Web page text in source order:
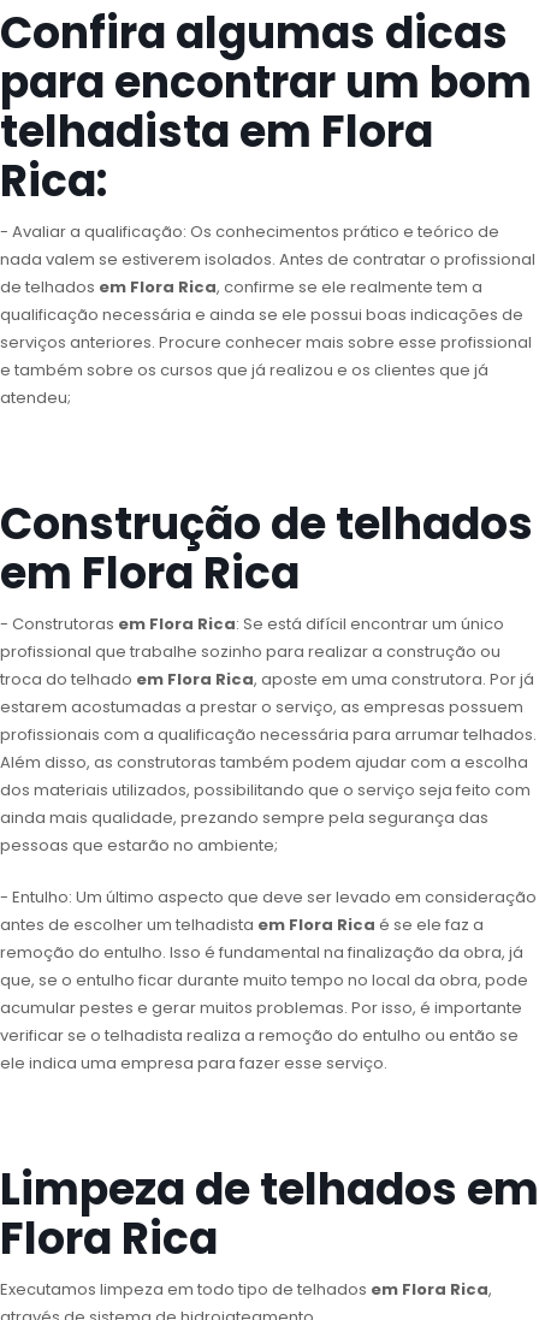
Confira algumas dicas
para encontrar um bom
telhadista em Flora
Rica:
- Avaliar a qualificação: Os conhecimentos prático e teórico de
nada valem se estiverem isolados. Antes de contratar o profissional
de telhados em Flora Rica, confirme se ele realmente tem a
qualificação necessária e ainda se ele possui boas indicações de
serviços anteriores. Procure conhecer mais sobre esse profissional
e também sobre os cursos que já realizou e os clientes que já
atendeu;
Construção de telhados
em Flora Rica
- Construtoras em Flora Rica: Se está difícil encontrar um único
profissional que trabalhe sozinho para realizar a construção ou
troca do telhado em Flora Rica, aposte em uma construtora. Por já
estarem acostumadas a prestar o serviço, as empresas possuem
profissionais com a qualificação necessária para arrumar telhados.
Além disso, as construtoras também podem ajudar com a escolha
dos materiais utilizados, possibilitando que o serviço seja feito com
ainda mais qualidade, prezando sempre pela segurança das
pessoas que estarão no ambiente;
- Entulho: Um último aspecto que deve ser levado em consideração
antes de escolher um telhadista em Flora Rica é se ele faz a
remoção do entulho. Isso é fundamental na finalização da obra, já
que, se o entulho ficar durante muito tempo no local da obra, pode
acumular pestes e gerar muitos problemas. Por isso, é importante
verificar se o telhadista realiza a remoção do entulho ou então se
ele indica uma empresa para fazer esse serviço.
Limpeza de telhados em
Flora Rica
Executamos limpeza em todo tipo de telhados em Flora Rica,